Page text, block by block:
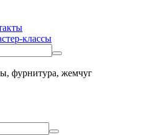
классы
фурнитура, жемчуг